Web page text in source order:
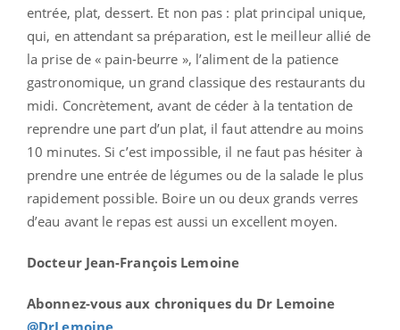
entrée, plat, dessert. Et non pas : plat principal unique,
qui, en attendant sa préparation, est le meilleur allié de
la prise de « pain-beurre », l’aliment de la patience
gastronomique, un grand classique des restaurants du
midi. Concrètement, avant de céder à la tentation de
reprendre une part d’un plat, il faut attendre au moins
10 minutes. Si c’est impossible, il ne faut pas hésiter à
prendre une entrée de légumes ou de la salade le plus
rapidement possible. Boire un ou deux grands verres
d’eau avant le repas est aussi un excellent moyen.
Docteur Jean-François Lemoine
Abonnez-vous aux chroniques du Dr Lemoine